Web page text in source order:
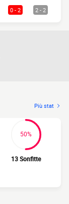
0 - 2 2 - 2
Più stat
50%
13 Sonfitte